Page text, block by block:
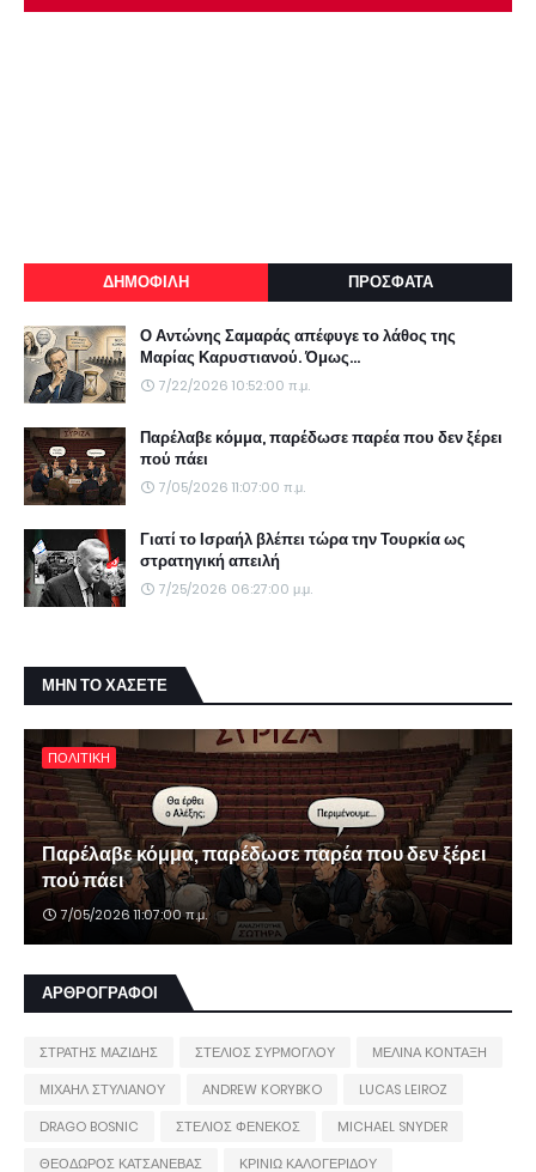
ΔΗΜΟΦΙΛΗ ΠΡΟΣΦΑΤΑ
Ο Αντώνης Σαμαράς απέφυγε το λάθος της
Μαρίας Καρυστιανού. Όμως...
7/22/2026 10:52:00 π.μ.
Παρέλαβε κόμμα, παρέδωσε παρέα που δεν ξέρει
πού πάει
7/05/2026 11:07:00 π.μ.
Γιατί το Ισραήλ βλέπει τώρα την Τουρκία ως
στρατηγική απειλή
7/25/2026 06:27:00 μ.μ.
ΜΗΝ ΤΟ ΧΑΣΕΤΕ
ΠΟΛΙΤΙΚΗ
Παρέλαβε κόμμα, παρέδωσε παρέα που δεν ξέρει
πού πάει
7/05/2026 11:07:00 π.μ.
ΑΡΘΡΟΓΡΑΦΟΙ
ΣΤΡΑΤΗΣ ΜΑΖΙΔΗΣ ΣΤΕΛΙΟΣ ΣΥΡΜΟΓΛΟΥ
ΜΕΛΙΝΑ ΚΟΝΤΑΞΗ
ΜΙΧΑΗΛ ΣΤΥΛΙΑΝΟΥ
ANDREW KORYBKO
LUCAS LEIROZ
DRAGO BOSNIC
ΣΤΕΛΙΟΣ ΦΕΝΕΚΟΣ
MICHAEL SNYDER
ΘΕΟΔΩΡΟΣ ΚΑΤΣΑΝΕΒΑΣ
ΚΡΙΝΙΩ ΚΑΛΟΓΕΡΙΔΟΥ